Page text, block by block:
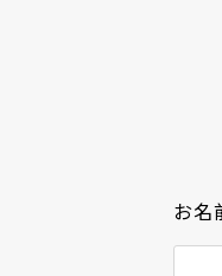
お名